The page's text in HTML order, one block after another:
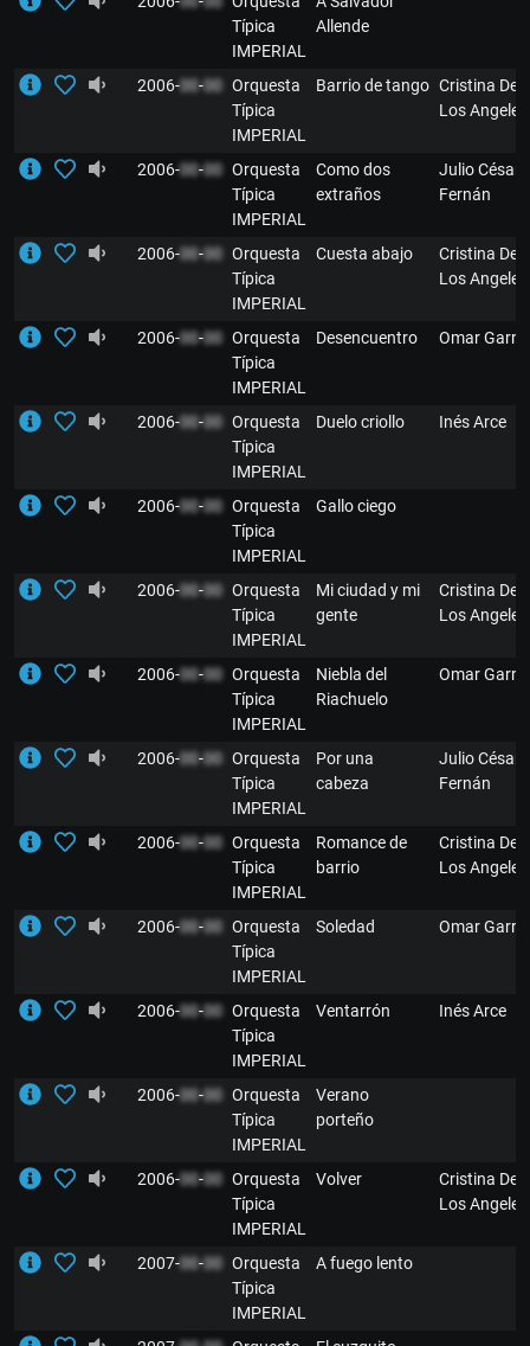
Típica
IMPERIAL
Allende
2006-00-00 Orquesta
Típica
IMPERIAL
Barrio de tango Cristina De
Los Angeles
2006-00-00 Orquesta
Típica
IMPERIAL
Como dos
extraños
Julio César
Fernán
2006-00-00 Orquesta
Típica
IMPERIAL
Cuesta abajo
Cristina De
Los Angeles
2006-00-00 Orquesta
Típica
IMPERIAL
Desencuentro Omar Garré
2006-00-00 Orquesta
Típica
IMPERIAL
Duelo criollo Inés Arce
2006-00-00 Orquesta
Típica
IMPERIAL
Gallo ciego
2006-00-00 Orquesta
Típica
IMPERIAL
Mi ciudad y mi
gente
Cristina De
Los Angeles
2006-00-00 Orquesta
Típica
IMPERIAL
Niebla del
Riachuelo
Omar Garré
2006-00-00 Orquesta
Típica
IMPERIAL
Por una
cabeza
Julio César
Fernán
2006-00-00 Orquesta
Típica
IMPERIAL
Romance de
barrio
Cristina De
Los Angeles
2006-00-00 Orquesta
Típica
IMPERIAL
Soledad Omar Garré
2006-00-00 Orquesta
Típica
IMPERIAL
Ventarrón Inés Arce
2006-00-00 Orquesta
Típica
IMPERIAL
Verano
porteño
2006-00-00 Orquesta
Típica
IMPERIAL
Volver
Cristina De
Los Angeles
2007-00-00 Orquesta
Típica
IMPERIAL
A fuego lento